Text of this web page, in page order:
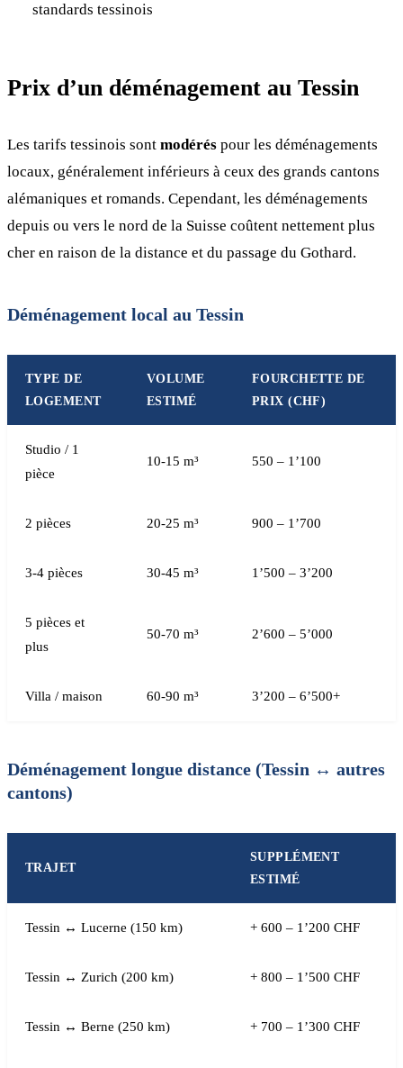
standards tessinois
Prix d’un déménagement au Tessin
Les tarifs tessinois sont modérés pour les déménagements
locaux, généralement inférieurs à ceux des grands cantons
alémaniques et romands. Cependant, les déménagements
depuis ou vers le nord de la Suisse coûtent nettement plus
cher en raison de la distance et du passage du Gothard.
Déménagement local au Tessin
TYPE DE
LOGEMENT
VOLUME
ESTIMÉ
FOURCHETTE DE
PRIX (CHF)
Studio / 1
pièce
10-15 m³ 550 – 1’100
2 pièces 20-25 m³ 900 – 1’700
3-4 pièces 30-45 m³ 1’500 – 3’200
5 pièces et
plus
50-70 m³ 2’600 – 5’000
Villa / maison 60-90 m³ 3’200 – 6’500+
Déménagement longue distance (Tessin ↔ autres
cantons)
TRAJET
SUPPLÉMENT
ESTIMÉ
Tessin ↔ Lucerne (150 km) + 600 – 1’200 CHF
Tessin ↔ Zurich (200 km) + 800 – 1’500 CHF
Tessin ↔ Berne (250 km) + 700 – 1’300 CHF